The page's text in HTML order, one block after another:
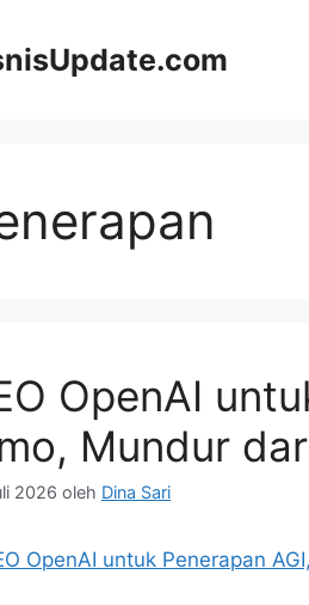
OpenAI
Mundur
2026 oleh Dina Sari